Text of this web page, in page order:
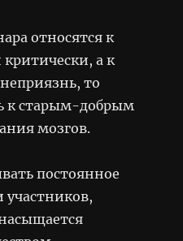
относятся к
а к
то
к старым-добрым
мозгов.
постоянное
участников,